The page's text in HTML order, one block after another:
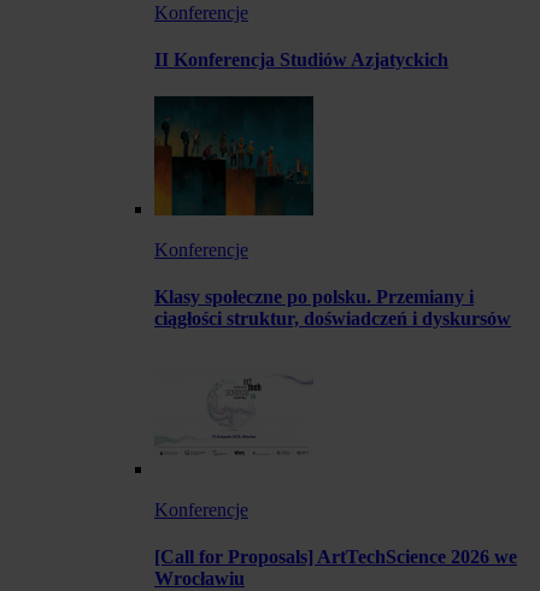
Konferencje
II Konferencja Studiów Azjatyckich
Konferencje
Klasy społeczne po polsku. Przemiany i
ciągłości struktur, doświadczeń i dyskursów
Konferencje
[Call for Proposals] ArtTechScience 2026 we
Wrocławiu